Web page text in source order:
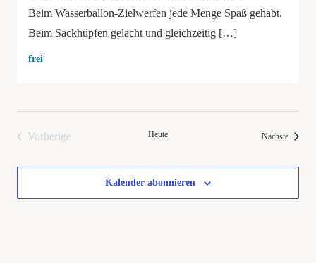
Beim Wasserballon-Zielwerfen jede Menge Spaß gehabt.
Beim Sackhüpfen gelacht und gleichzeitig […]
frei
Vorherige
Heute Nächste
Kalender abonnieren